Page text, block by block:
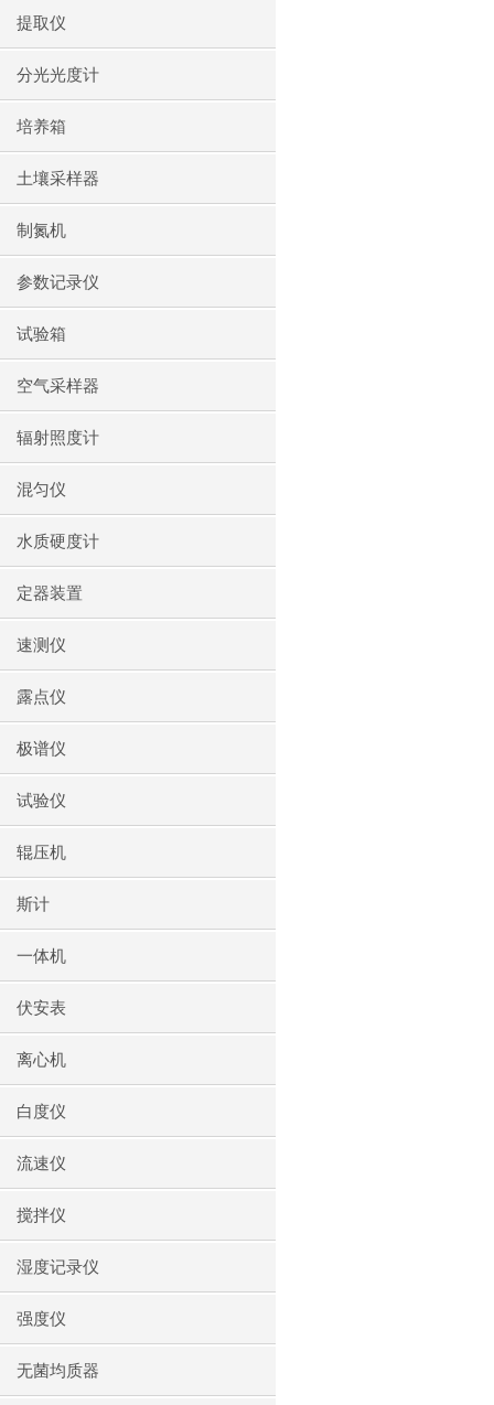
提取仪
分光光度计
培养箱
土壤采样器
制氮机
参数记录仪
试验箱
空气采样器
辐射照度计
混匀仪
水质硬度计
定器装置
速测仪
露点仪
极谱仪
试验仪
辊压机
斯计
一体机
伏安表
离心机
白度仪
流速仪
搅拌仪
湿度记录仪
强度仪
无菌均质器